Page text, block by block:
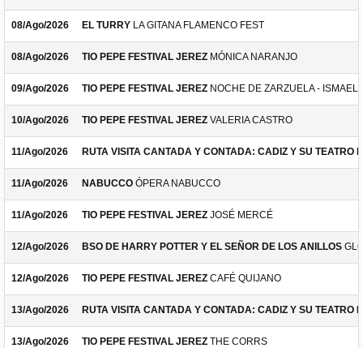
08/Ago/2026 EL TURRY LA GITANA FLAMENCO FEST
08/Ago/2026 TIO PEPE FESTIVAL JEREZ MÓNICA NARANJO
09/Ago/2026 TIO PEPE FESTIVAL JEREZ NOCHE DE ZARZUELA -
10/Ago/2026 TIO PEPE FESTIVAL JEREZ VALERIA CASTRO
11/Ago/2026 RUTA VISITA CANTADA Y CONTADA: CADIZ Y SU TEATRO
11/Ago/2026 NABUCCO ÓPERA NABUCCO
11/Ago/2026 TIO PEPE FESTIVAL JEREZ JOSÉ MERCÉ
12/Ago/2026 BSO DE HARRY POTTER Y EL SEÑOR DE LOS ANILLOS
12/Ago/2026 TIO PEPE FESTIVAL JEREZ CAFÉ QUIJANO
13/Ago/2026 RUTA VISITA CANTADA Y CONTADA: CADIZ Y SU TEATRO
13/Ago/2026 TIO PEPE FESTIVAL JEREZ THE CORRS